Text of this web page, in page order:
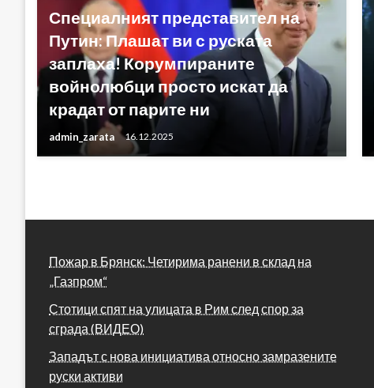
Специалният представител на
Путин: Плашат ви с руската
заплаха! Корумпираните
войнолюбци просто искат да
крадат от парите ни
admin_zarata 16.12.2025
Пожар в Брянск: Четирима ранени в склад на
„Газпром“
Стотици спят на улицата в Рим след спор за
сграда (ВИДЕО)
Западът с нова инициатива относно замразените
руски активи